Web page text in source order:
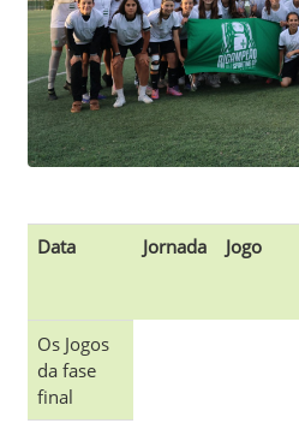
Data Jornada Jogo
Os Jogos
da fase
final